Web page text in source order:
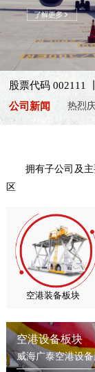
股票代码 002111
公司新闻
热烈
拥有子公司及
区
空港装备板块
空港设备板块
威海广泰空港设